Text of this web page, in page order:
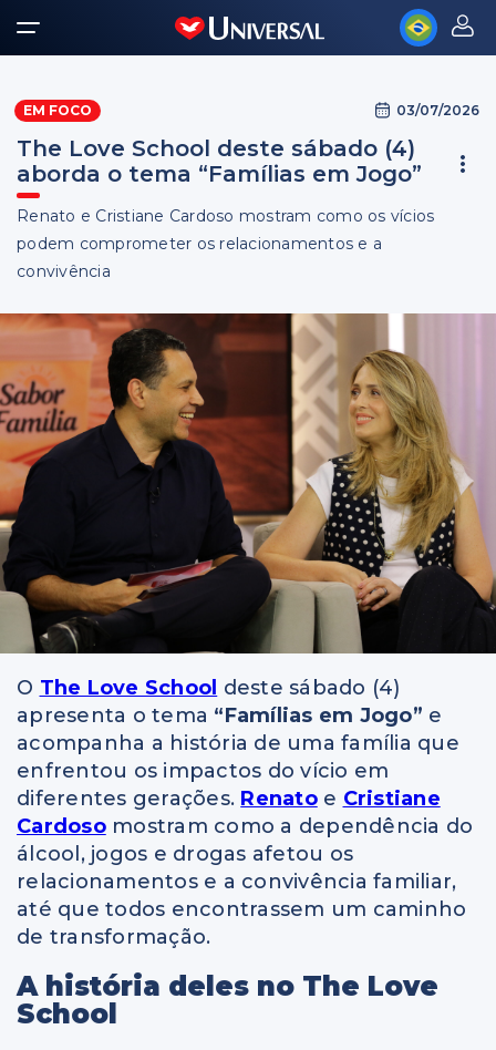
EM FOCO 03/07/2026
The Love School deste sábado (4)
aborda o tema “Famílias em Jogo”
Renato e Cristiane Cardoso mostram como os vícios
podem comprometer os relacionamentos e a
convivência
O The Love School deste sábado (4)
apresenta o tema “Famílias em Jogo” e
acompanha a história de uma família que
enfrentou os impactos do vício em
diferentes gerações. Renatoe Cristiane
Cardosomostram como a dependência do
álcool, jogos e drogas afetou os
relacionamentos e a convivência familiar,
até que todos encontrassem um caminho
de transformação.
A história deles no The Love
School